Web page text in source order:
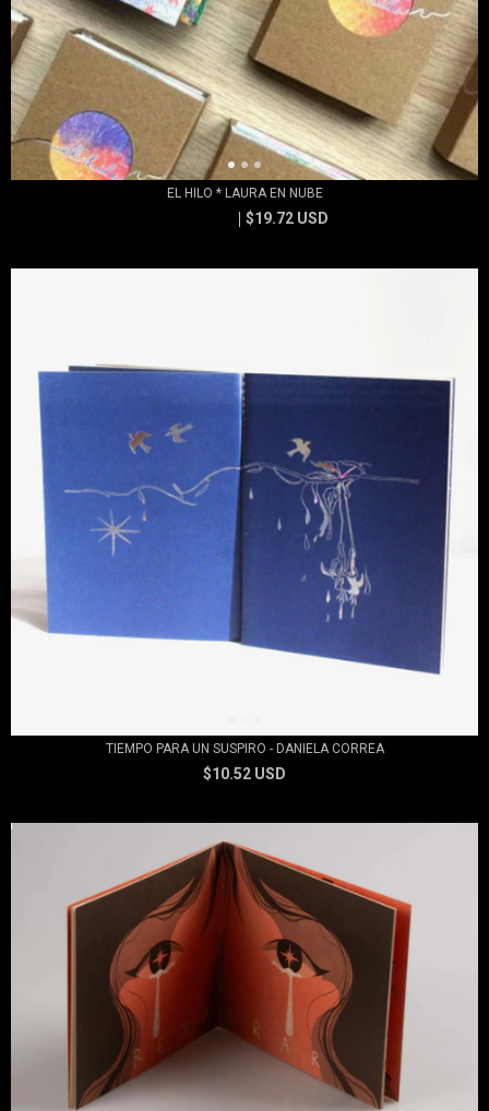
EL HILO * LAURA EN NUBE
$19.72 USD
TIEMPO PARA UN SUSPIRO - DANIELA CORREA
$10.52 USD